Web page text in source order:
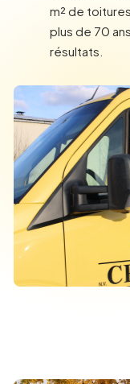
m² de
plus de 70
résultats.